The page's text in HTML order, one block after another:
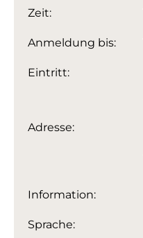
Zeit:
Anmeldung bis:
Eintritt:
Adresse:
Information:
Sprache: